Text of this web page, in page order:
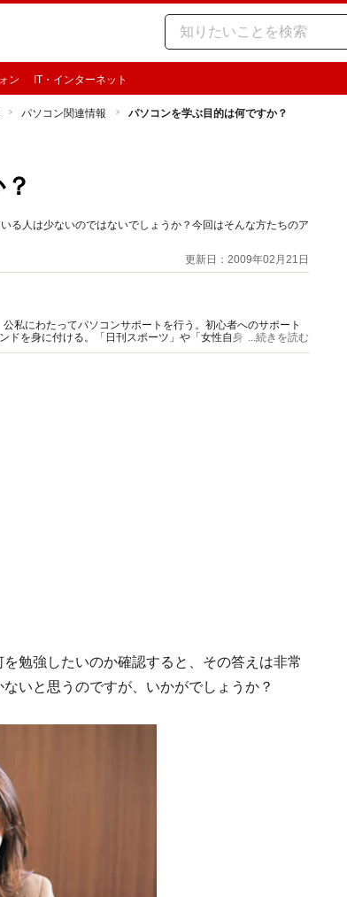
ン IT・インターネット
パソコン関連情報 パソコンを学ぶ目的は何ですか？
る人は少ないのではないでしょうか？今回はそんな方たちのア
更新日：2009年02月21日
私にわたってパソコンサポートを行う。初心者へのサポート
ドを身に付ける。「日刊スポーツ」や「女性自身」などで、パ
...続きを読む
勉強したいのか確認すると、その答えは非常
いと思うのですが、いかがでしょうか？